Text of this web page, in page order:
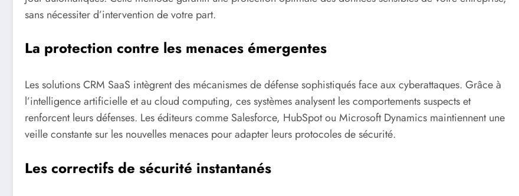
sans nécessiter d’intervention de votre part.
La protection contre les menaces émergentes
Les solutions CRM SaaS intègrent des mécanismes de défense sophistiqués face aux cyberattaques. Grâce à
l’intelligence artificielle et au cloud computing, ces systèmes analysent les comportements suspects et
renforcent leurs défenses. Les éditeurs comme Salesforce, HubSpot ou Microsoft Dynamics maintiennent une
veille constante sur les nouvelles menaces pour adapter leurs protocoles de sécurité.
Les correctifs de sécurité instantanés